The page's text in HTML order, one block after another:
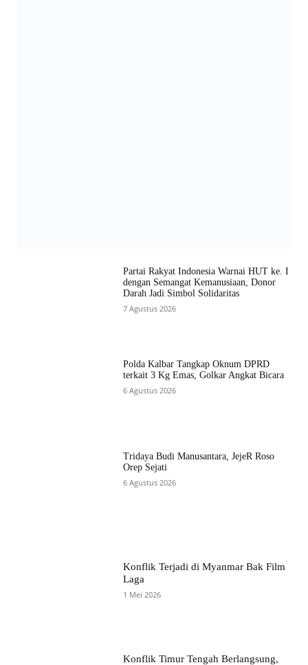
Partai Rakyat Indonesia Warnai HUT ke. I
dengan Semangat Kemanusiaan, Donor
Darah Jadi Simbol Solidaritas
7 Agustus 2026
Polda Kalbar Tangkap Oknum DPRD
terkait 3 Kg Emas, Golkar Angkat Bicara
6 Agustus 2026
Tridaya Budi Manusantara, JejeR Roso
Orep Sejati
6 Agustus 2026
Konflik Terjadi di Myanmar Bak Film
Laga
1 Mei 2026
Konflik Timur Tengah Berlangsung,